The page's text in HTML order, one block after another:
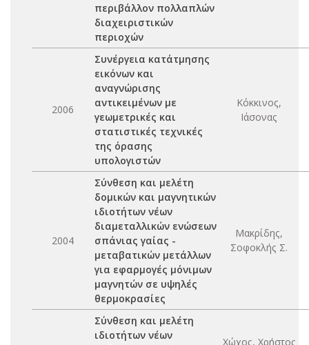
περιβάλλον πολλαπλών
διαχειριστικών
περιοχών
2006
Συνέργεια κατάτμησης
εικόνων και
αναγνώρισης
αντικειμένων με
γεωμετρικές και
στατιστικές τεχνικές
της όρασης
υπολογιστών
Κόκκινος,
Ιάσονας
2004
Σύνθεση και μελέτη
δομικών και μαγνητικών
ιδιοτήτων νέων
διαμεταλλικών ενώσεων
σπάνιας γαίας -
μεταβατικών μετάλλων
για εφαρμογές μόνιμων
μαγνητών σε υψηλές
θερμοκρασίες
Μακρίδης,
Σοφοκλής Σ.
Σύνθεση και μελέτη
ιδιοτήτων νέων
Χώχος, Χρήστος